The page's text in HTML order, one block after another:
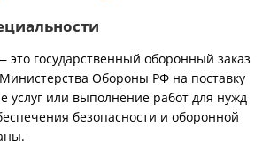
это государственный оборонный заказ
Обороны РФ на поставку
услуг или выполнение работ для нужд
безопасности и оборонной